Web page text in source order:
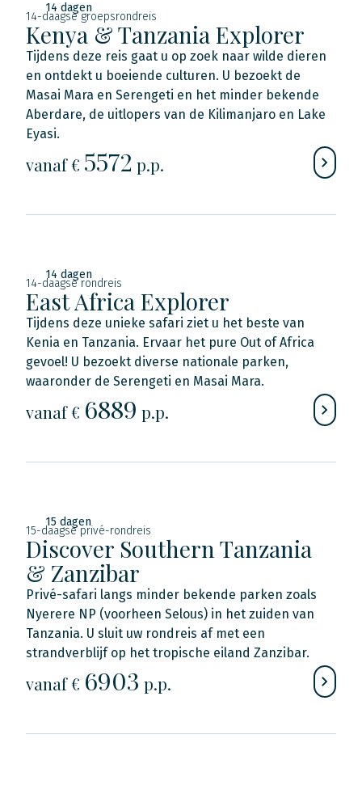
14 dagen
14-daagse groepsrondreis
Kenya & Tanzania Explorer
Tijdens deze reis gaat u op zoek naar wilde dieren
en ontdekt u boeiende culturen. U bezoekt de
Masai Mara en Serengeti en het minder bekende
Aberdare, de uitlopers van de Kilimanjaro en Lake
Eyasi.
vanaf € 5572 p.p.
14 dagen
14-daagse rondreis
East Africa Explorer
Tijdens deze unieke safari ziet u het beste van
Kenia en Tanzania. Ervaar het pure Out of Africa
gevoel! U bezoekt diverse nationale parken,
waaronder de Serengeti en Masai Mara.
vanaf € 6889 p.p.
15 dagen
15-daagse privé-rondreis
Discover Southern Tanzania
& Zanzibar
Privé-safari langs minder bekende parken zoals
Nyerere NP (voorheen Selous) in het zuiden van
Tanzania. U sluit uw rondreis af met een
strandverblijf op het tropische eiland Zanzibar.
vanaf € 6903 p.p.